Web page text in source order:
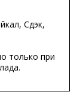
Сдэк,
только при